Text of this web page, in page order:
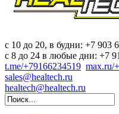
c 10 до 20, в будни: +7 903
с 8 до 24 в любые дни: +7
t.me/+79166234519 max.ru/
sales@healtech.ru
healtech@healtech.ru